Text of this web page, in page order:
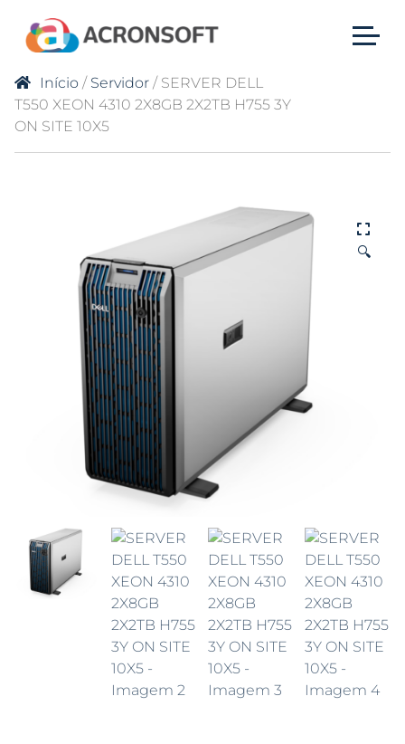
Início / Servidor / SERVER DELL
T550 XEON 4310 2X8GB 2X2TB H755 3Y
ON SITE 10X5
🔍